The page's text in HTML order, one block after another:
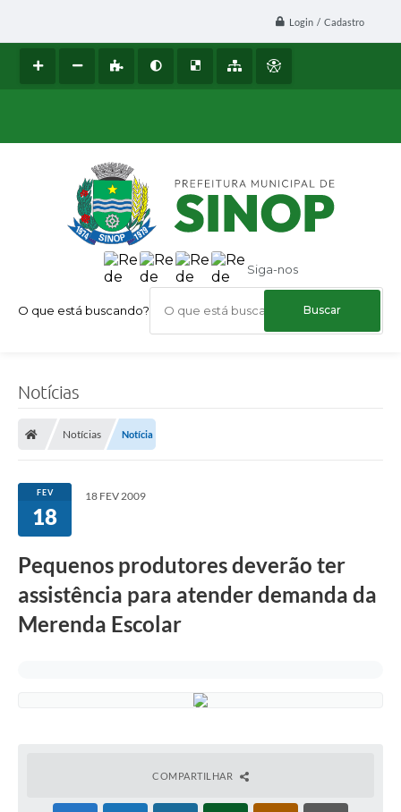
Login / Cadastro
Siga-nos
O que está buscando?
Notícias
Notícias Notícia
FEV
18
18 FEV 2009
Pequenos produtores deverão ter
assistência para atender demanda da
Merenda Escolar
COMPARTILHAR